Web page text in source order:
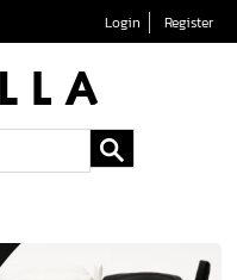
Login Register